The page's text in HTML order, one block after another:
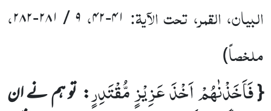
البیان، القمر، تحت الآیۃ: ۴۱-۴۲، ۹/ ۲۸۱-۲۸۲،
ملخصاً)
{فَاَخَذْنٰهُمْ اَخْذَ عَزِیْزٍ مُّقْتَدِرٍ: تو ہم نے ان